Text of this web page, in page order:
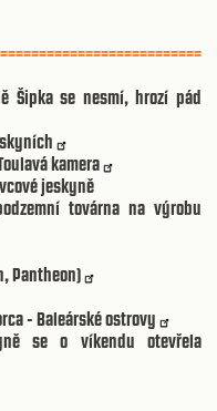
Šipka se nesmí, hrozí pád
kamera
jeskyně
továrna na výrobu
Pantheon)
- Baleárské ostrovy
se o víkendu otevřela